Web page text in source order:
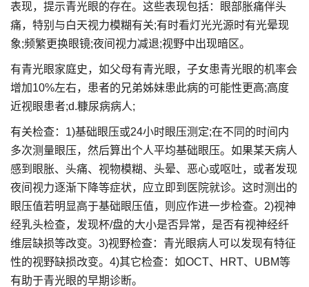
表现，提示青光眼的存在。这些表现包括：眼部胀痛伴头
痛，特别与白天视力模糊有关;有时看灯光光源时有光晕现
象;频繁更换眼镜;夜间视力减退;视野中出现暗区。
有青光眼家庭史，如父母有青光眼，子女患青光眼的机率会
增加10%左右，患者的兄弟姊妹患此病的可能性更高;高度
近视眼患者;d.糠尿病病人;
有关检查：1)基础眼压或24小时眼压测定;在不同的时间内
多次测量眼压，然后算出个人平均基础眼压。如果某天病人
感到眼胀、头痛、视物模糊、头晕、恶心或呕吐，或者发现
夜间视力逐渐下降等症状，应立即到医院就诊。这时测出的
眼压值若明显高于基础眼压值，则应作进一步检查。2)视神
经乳头检查，发现杯/盘的大小是否异常，是否有视神经纤
维层缺损等改变。3)视野检查：青光眼病人可以发现有特征
性的视野缺损改变。4)其它检查：如OCT、HRT、UBM等
有助于青光眼的早期诊断。